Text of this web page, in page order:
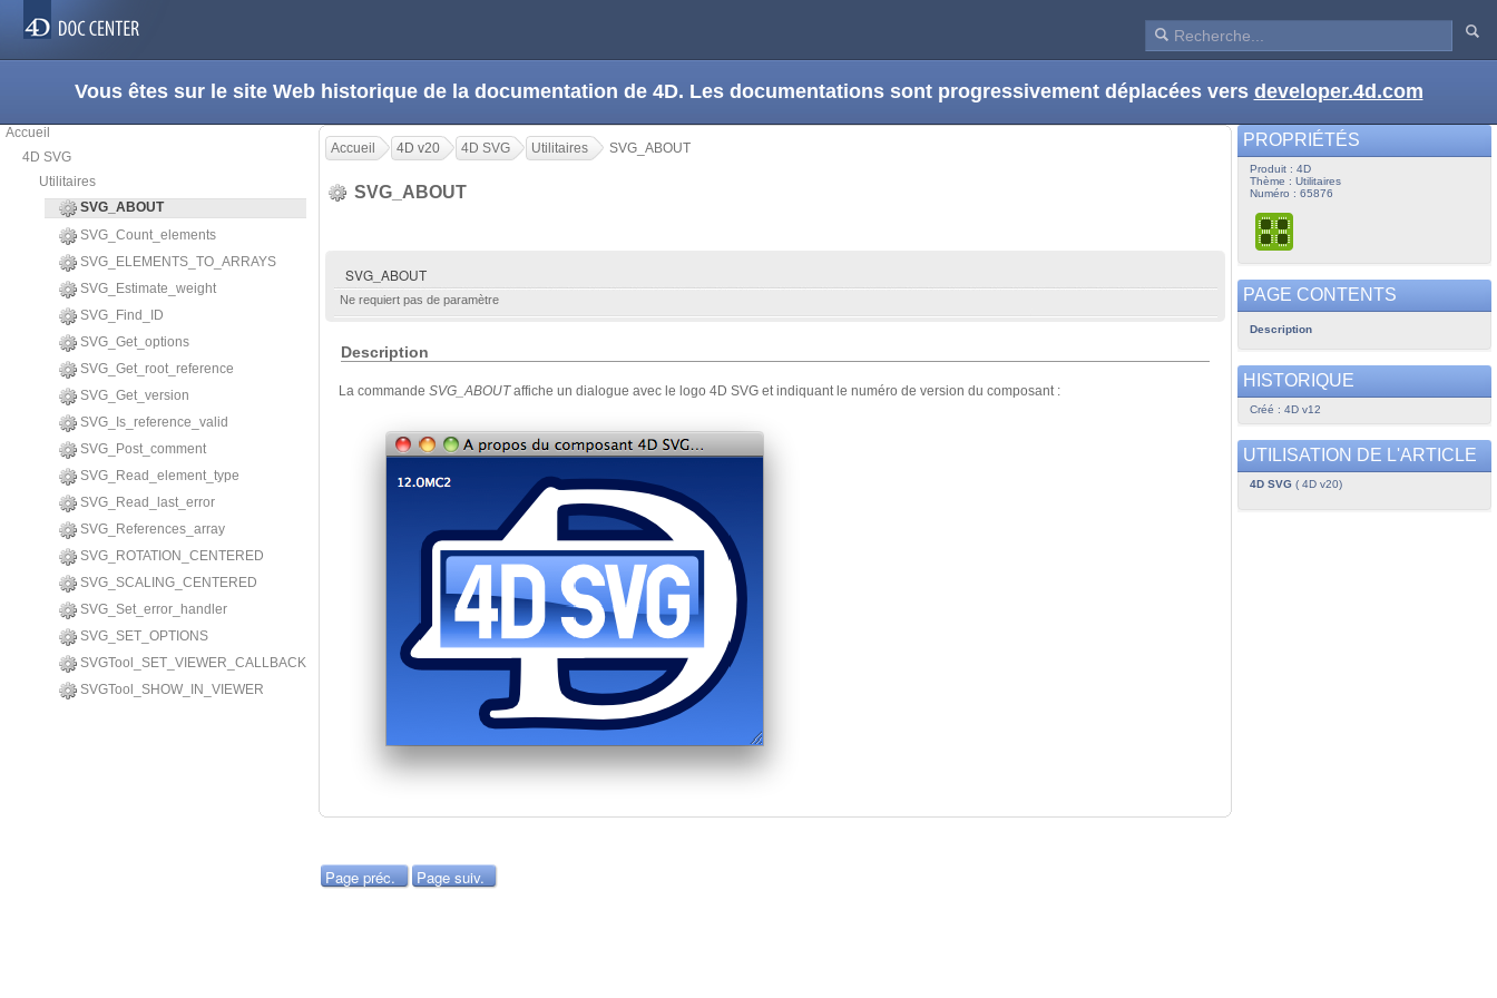
Vous êtes sur le site Web historique de la documentation de 4D. Les documentations sont progressivement déplacées vers developer.4d.com
Accueil
4D SVG
Utilitaires
SVG_ABOUT
SVG_Count_elements
SVG_ELEMENTS_TO_ARRAYS
SVG_Estimate_weight
SVG_Find_ID
SVG_Get_options
SVG_Get_root_reference
SVG_Get_version
SVG_Is_reference_valid
SVG_Post_comment
SVG_Read_element_type
SVG_Read_last_error
SVG_References_array
SVG_ROTATION_CENTERED
SVG_SCALING_CENTERED
SVG_Set_error_handler
SVG_SET_OPTIONS
SVGTool_SET_VIEWER_CALLBACK
SVGTool_SHOW_IN_VIEWER
Accueil 4D v20 4D SVG Utilitaires SVG_ABOUT
SVG_ABOUT
SVG_ABOUT
Ne requiert pas de paramètre
Description
La commande SVG_ABOUTaffiche un dialogue avec le logo 4D SVG et indiquant le numéro de version du composant :
Page préc. Page suiv.
PROPRIÉTÉS
Produit : 4D
Thème : Utilitaires
Numéro : 65876
PAGE CONTENTS
Description
HISTORIQUE
Créé : 4D v12
UTILISATION DE L'ARTICLE
4D SVG( 4D v20)